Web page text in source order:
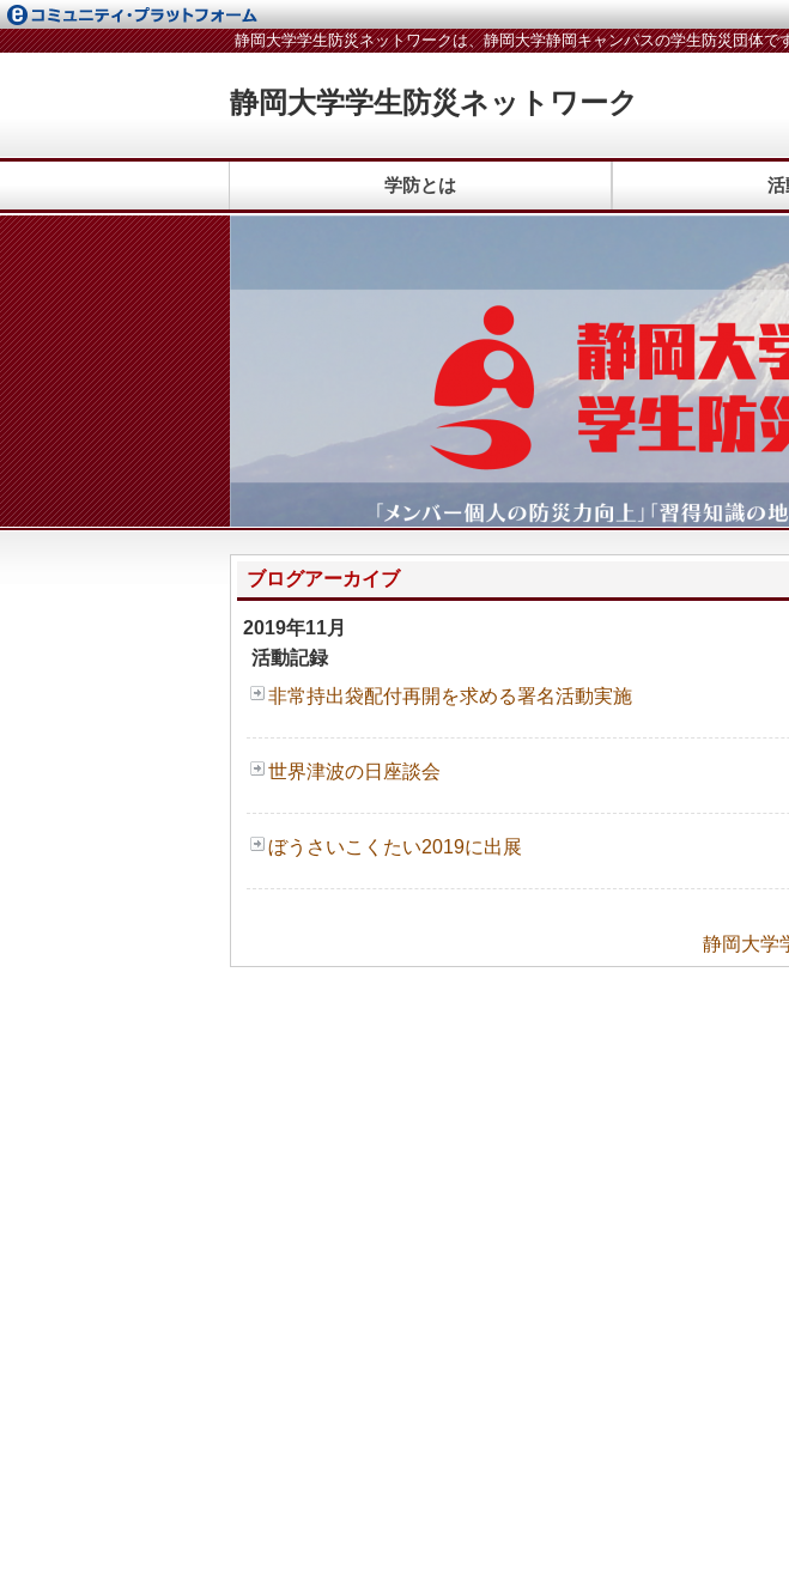
静岡大学学生防災ネットワーク
静岡大学学生防災ネットワークは、静岡大学静岡キャンパスの学生防災団体
学防とは 活
ブログアーカイブ
2019年11月
活動記録
非常持出袋配付再開を求める署名活動実施
世界津波の日座談会
ぼうさいこくたい2019に出展
静岡大学